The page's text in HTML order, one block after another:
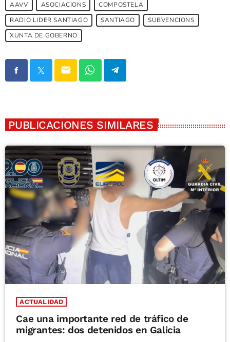
AAVV ASOCIACIONS
COMPOSTELA
RADIO LIDER SANTIAGO
SANTIAGO
SUBVENCIONS
XUNTA DE GOBERNO
email
PUBLICACIONES SIMILARES
ACTUALIDAD
Cae una importante red de tráfico de
migrantes: dos detenidos en Galicia